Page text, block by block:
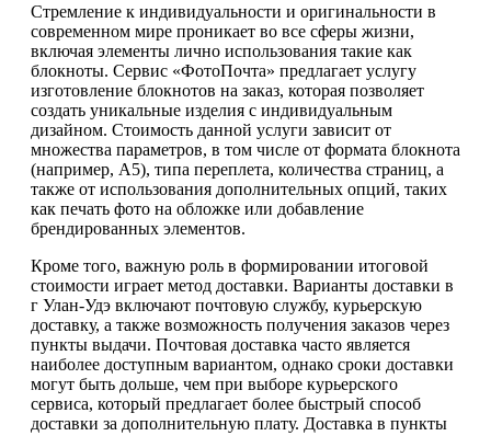
Стремление к индивидуальности и оригинальности в
современном мире проникает во все сферы жизни,
включая элементы лично использования такие как
блокноты. Сервис «ФотоПочта» предлагает услугу
изготовление блокнотов на заказ, которая позволяет
создать уникальные изделия с индивидуальным
дизайном. Стоимость данной услуги зависит от
множества параметров, в том числе от формата блокнота
(например, А5), типа переплета, количества страниц, а
также от использования дополнительных опций, таких
как печать фото на обложке или добавление
брендированных элементов.
Кроме того, важную роль в формировании итоговой
стоимости играет метод доставки. Варианты доставки в
г Улан-Удэ включают почтовую службу, курьерскую
доставку, а также возможность получения заказов через
пункты выдачи. Почтовая доставка часто является
наиболее доступным вариантом, однако сроки доставки
могут быть дольше, чем при выборе курьерского
сервиса, который предлагает более быстрый способ
доставки за дополнительную плату. Доставка в пункты